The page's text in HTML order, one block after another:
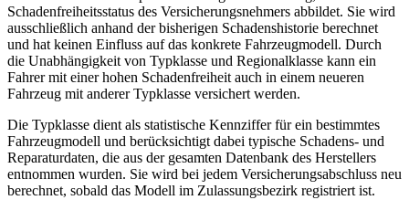
Schadenfreiheitsstatus des Versicherungsnehmers abbildet. Sie wird
ausschließlich anhand der bisherigen Schadenshistorie berechnet
und hat keinen Einfluss auf das konkrete Fahrzeugmodell. Durch
die Unabhängigkeit von Typklasse und Regionalklasse kann ein
Fahrer mit einer hohen Schadenfreiheit auch in einem neueren
Fahrzeug mit anderer Typklasse versichert werden.
Die Typklasse dient als statistische Kennziffer für ein bestimmtes
Fahrzeugmodell und berücksichtigt dabei typische Schadens- und
Reparaturdaten, die aus der gesamten Datenbank des Herstellers
entnommen wurden. Sie wird bei jedem Versicherungsabschluss neu
berechnet, sobald das Modell im Zulassungsbezirk registriert ist.